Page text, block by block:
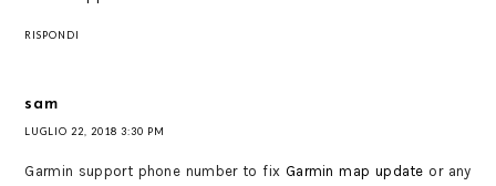
RISPONDI
sam
LUGLIO 22, 2018 3:30 PM
Garmin support phone number to fix Garmin map update or any